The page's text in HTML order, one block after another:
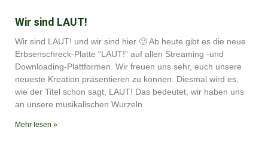
Wir sind LAUT!
Wir sind LAUT! und wir sind hier 🙂 Ab heute gibt es die neue
Erbsenschreck-Platte “LAUT!” auf allen Streaming -und
Downloading-Plattformen. Wir freuen uns sehr, euch unsere
neueste Kreation präsentieren zu können. Diesmal wird es,
wie der Titel schon sagt, LAUT! Das bedeutet, wir haben uns
an unsere musikalischen Wurzeln
Mehr lesen »